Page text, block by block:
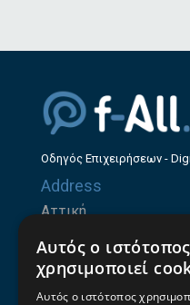
Οδηγός Επιχειρήσεων -
Address
Αττική
Θεσσαλία
Ηρώων Πολυτεχνείου
Αυτός ο ιστότοπος
χρησιμοποιεί
Αυτός ο ιστότοπος